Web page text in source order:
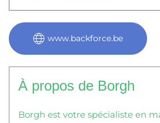
www.backforce.be
À propos de Borgh
Borgh est votre spécialiste en